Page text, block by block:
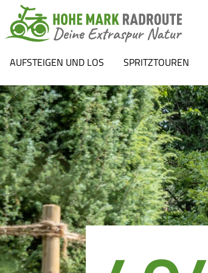
AUFSTEIGEN UND LOS SPRITZTOUREN